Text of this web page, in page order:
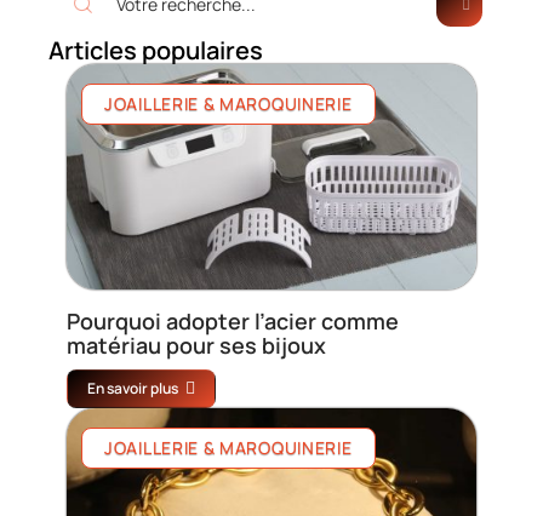
Articles populaires
JOAILLERIE & MAROQUINERIE
Pourquoi adopter l’acier comme
matériau pour ses bijoux
En savoir plus
JOAILLERIE & MAROQUINERIE